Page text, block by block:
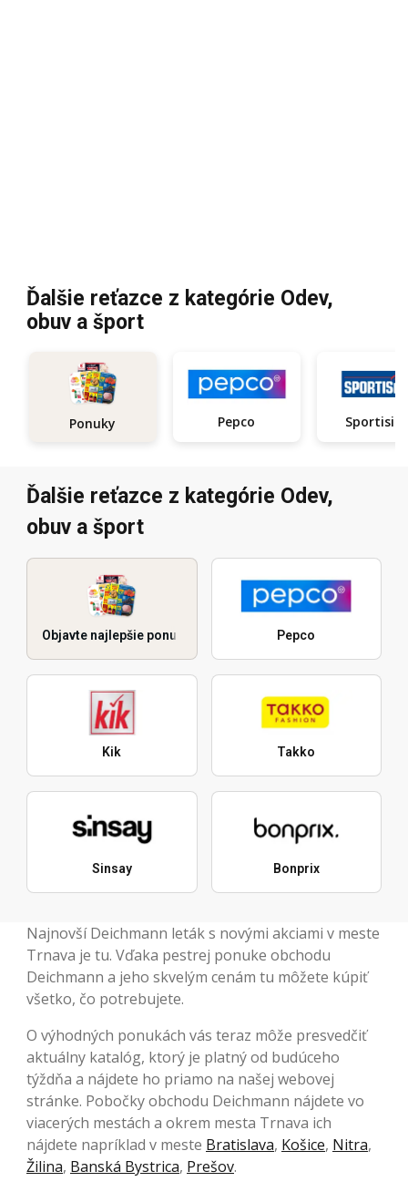
Ďalšie reťazce z kategórie Odev,
obuv a šport
Ponuky Pepco
Ďalšie reťazce z kategórie Odev,
obuv a šport
Objavte najlepšie ponuky Pepco
Kik Takko
Sinsay Bonprix
Najnovší Deichmann leták s novými akciami v meste
Trnava je tu. Vďaka pestrej ponuke obchodu
Deichmann a jeho skvelým cenám tu môžete kúpiť
všetko, čo potrebujete.
O výhodných ponukách vás teraz môže presvedčiť
aktuálny katalóg, ktorý je platný od budúceho
týždňa a nájdete ho priamo na našej webovej
stránke. Pobočky obchodu Deichmann nájdete vo
viacerých mestách a okrem mesta Trnava ich
nájdete napríklad v meste Bratislava, Košice, Nitra,
Žilina, Banská Bystrica, Prešov.